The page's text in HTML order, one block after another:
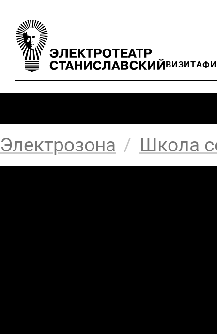
ВИЗИТ
Электрозона / Школа